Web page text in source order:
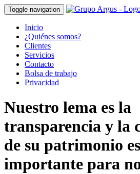
Toggle navigation
Inicio
¿Quiénes somos?
Clientes
Servicios
Contacto
Bolsa de trabajo
Privacidad
Nuestro lema es la
transparencia y la
de su patrimonio
importante para